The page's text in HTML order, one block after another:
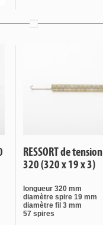
RESSORT de
320 (320 x 19 x 3)
longueur 320 mm
diamètre spire 19 mm
diamètre fil 3 mm
57 spires